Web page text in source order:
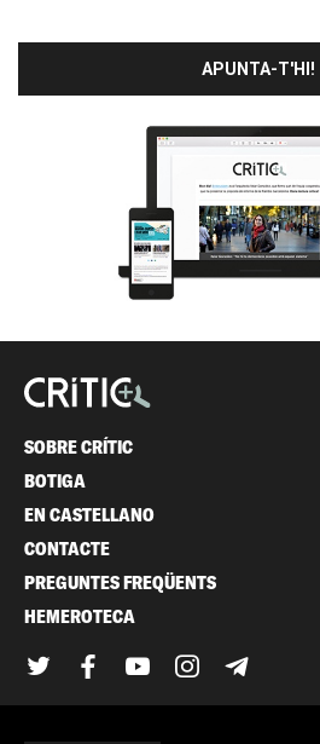
APUNTA-T'HI!
SOBRE CRÍTIC
BOTIGA
EN CASTELLANO
CONTACTE
PREGUNTES FREQÜENTS
HEMEROTECA
TwitterFacebook
YouTubeInstagram